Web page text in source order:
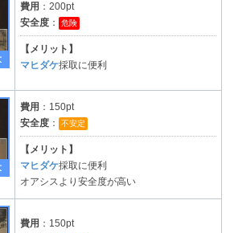
費用 ：200pt
安全度 ： 危険
【メリット】
マヒダケ採取に便利
費用 ：150pt
安全度 ： 不安定
【メリット】
マヒダケ採取に便利
オアシスより安全度が高い
費用 ：150pt